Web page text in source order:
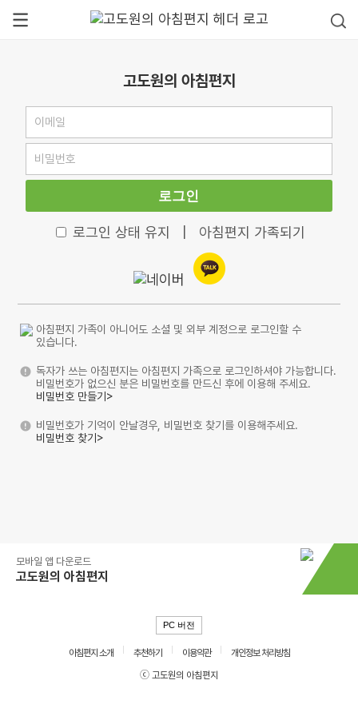
고도원의 아침편지
로그인
로그인 상태 유지 아침편지 가족되기
아침편지 가족이 아니어도 소셜 및 외부 계정으로 로그인할 수
있습니다.
독자가 쓰는 아침편지는 아침편지 가족으로 로그인하셔야 가능합니다.
비밀번호가 없으신 분은 비밀번호를 만드신 후에 이용해 주세요.
비밀번호 만들기>
비밀번호가 기억이 안날경우, 비밀번호 찾기를 이용해주세요.
비밀번호 찾기>
모바일 앱 다운로드
고도원의 아침편지
PC 버전
아침편지 소개 추천하기 이용약관
개인정보 처리방침
ⓒ 고도원의 아침편지